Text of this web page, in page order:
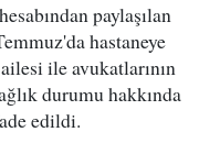
paylaşılan
hastaneye
ile avukatlarının
durumu hakkında
edildi.